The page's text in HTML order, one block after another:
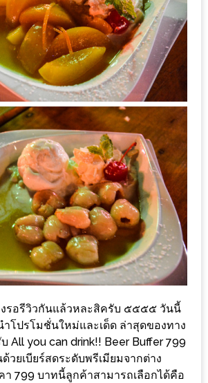
งรอรีวิวกันแล้วหละสิครับ ๕๕๕๕ วันนี้
โปรโมชั่นใหม่และเด็ด ล่าสุดของทาง
All you can drink!! Beer Buffer 799
วยเบียร์สดระดับพรีเมียมจากต่าง
า 799 บาทนี้ลูกค้าสามารถเลือกได้คือ